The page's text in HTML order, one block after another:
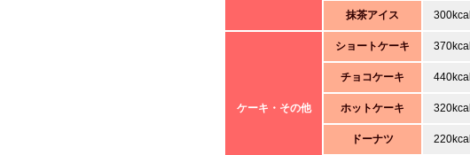
抹茶アイス 300kcal
ケーキ・その他
ショートケーキ 370kcal
チョコケーキ 440kcal
ホットケーキ 320kcal
ドーナツ 220kcal